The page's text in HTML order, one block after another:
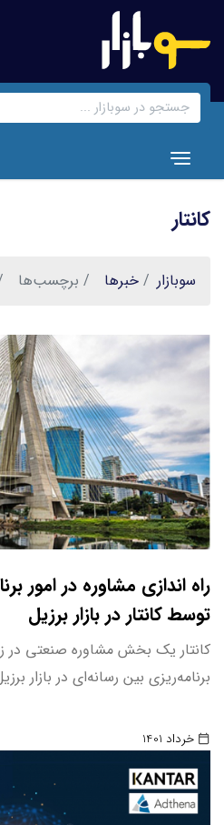
اصلی
Toggle navigation
کانتار
سوبازار خبر‌ها برچسب‌ها
راه اندازی مشاوره در امور
توسط کانتار در بازار برزیل
کانتار یک بخش مشاوره صنعتی در
برنامه‌ریزی بین رسانه‌ای در بازار
خرداد 1401